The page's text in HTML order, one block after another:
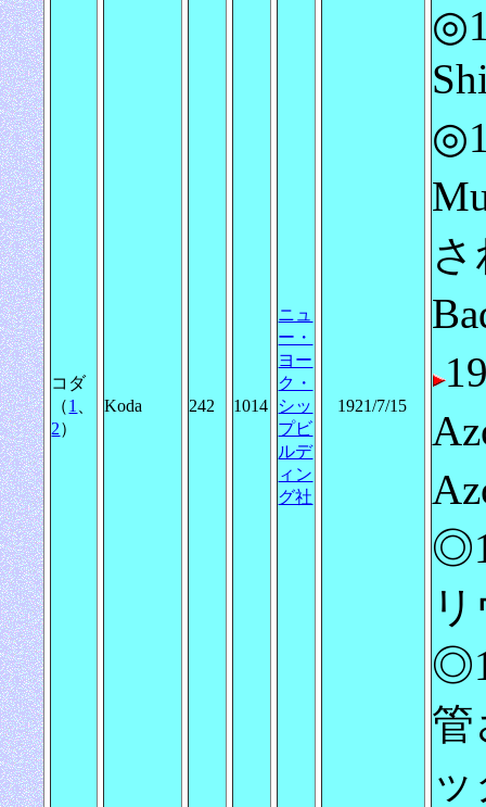
コダ
（1
2）
Koda 242 1014
ニュ
ー・
ヨー
ク・
シッ
プビ
ルデ
ィン
グ社
1921/7/15
管